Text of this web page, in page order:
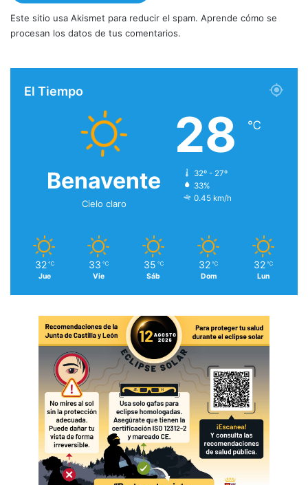
Este sitio usa Akismet para reducir el spam. Aprende cómo se
procesan los datos de tus comentarios.
El Tiempo
Benavente
Cielo claro
28 ℃
32º - 27º
33%
0.45 km/h
32 ℃
Jue
33 ℃
Vie
35 ℃
Sáb
32 ℃
Dom
32 ℃
Lun